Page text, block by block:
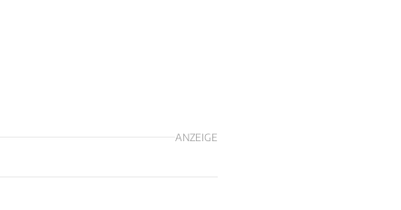
ANZEIGE